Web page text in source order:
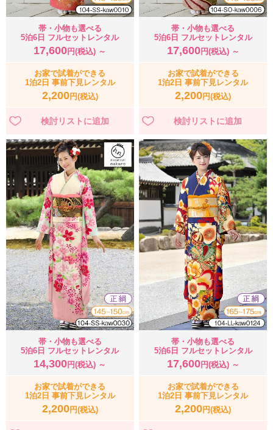
帯・小物も選べる
5泊6日 フルセットレンタル
17,600 円(税込) ～
お家で試着ができる
1泊2日 事前下見レンタル
2,200円(税込)
帯・小物も選べる
5泊6日 フルセットレンタル
17,600円(税込) ～
お家で試着ができる
1泊2日 事前下見レンタル
2,200円(税込)
帯・小物も選べる
5泊6日 フルセットレンタル
14,300 円(税込) ～
お家で試着ができる
1泊2日 事前下見レンタル
2,200円(税込)
帯・小物も選べる
5泊6日 フルセットレンタル
17,600円(税込) ～
お家で試着ができる
1泊2日 事前下見レンタル
2,200円(税込)